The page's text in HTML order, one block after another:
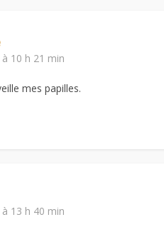
10 h 21 min
mes papilles.
13 h 40 min